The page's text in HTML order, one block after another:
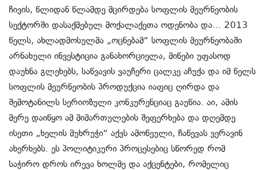
ჩივის, წლიდან წლამდე მცირდება სოფლის მეურნეობის
სექტორში დასაქმებულ მოქალაქეთა ოდენობა და… 2013
წელს, ახლადმოსულმა „ოცნებამ“ სოფლის მეურნეობაში
არნახული ინვესტიცია განახორციელა, მიწები უფასოდ
დაუხნა გლეხებს, საწვავის ვაუჩერი ცალკე აჩუქა და იმ წელს
სოფლის მეურნეობის პროდუქცია იაფიც ღირდა და
შემოტანილს სერიოზული კონკურენციაც გაუწია. აი, ამის
მერე დაიწყო ამ მიმართულების შეფერხება და დღემდე
ისეთი „ხელის მუხრუჭი“ აქვს ამოწეული, ჩაწევას ვერავინ
ახერხებს. ეს პოლიტიკური პროცესებიც სწორედ რომ
საჭირო დროს ირევა ხოლმე და აქცენტები, რომელიც